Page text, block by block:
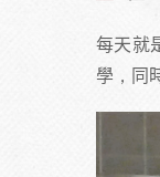
每天就
學，同